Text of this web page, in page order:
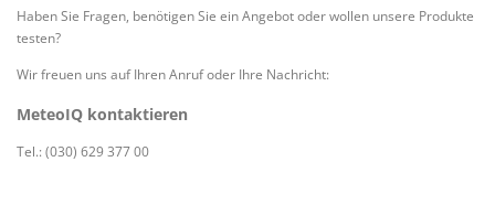
Haben Sie Fragen, benötigen Sie ein Angebot oder wollen unsere Produkte
testen?
Wir freuen uns auf Ihren Anruf oder Ihre Nachricht:
MeteoIQ kontaktieren
Tel.: (030) 629 377 00